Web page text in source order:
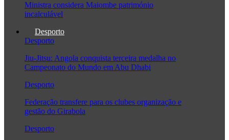
Ministra considera Maiombe património
incalculável
Desporto
Desporto
Jiu-Jitsu: Angola conquista terceira medalha no
Campeonato do Mundo em Abu Dhabi
Desporto
Federação transfere para os clubes organização e
gestão do Girabola
Desporto